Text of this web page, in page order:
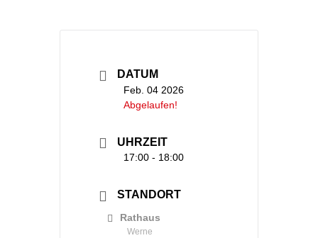
DATUM
Feb. 04 2026
Abgelaufen!
UHRZEIT
17:00 - 18:00
STANDORT
Rathaus
Werne